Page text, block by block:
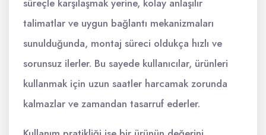
süreçle karşılaşmak yerine, kolay anlaşılır
talimatlar ve uygun bağlantı mekanizmaları
sunulduğunda, montaj süreci oldukça hızlı ve
sorunsuz ilerler. Bu sayede kullanıcılar, ürünleri
kullanmak için uzun saatler harcamak zorunda
kalmazlar ve zamandan tasarruf ederler.